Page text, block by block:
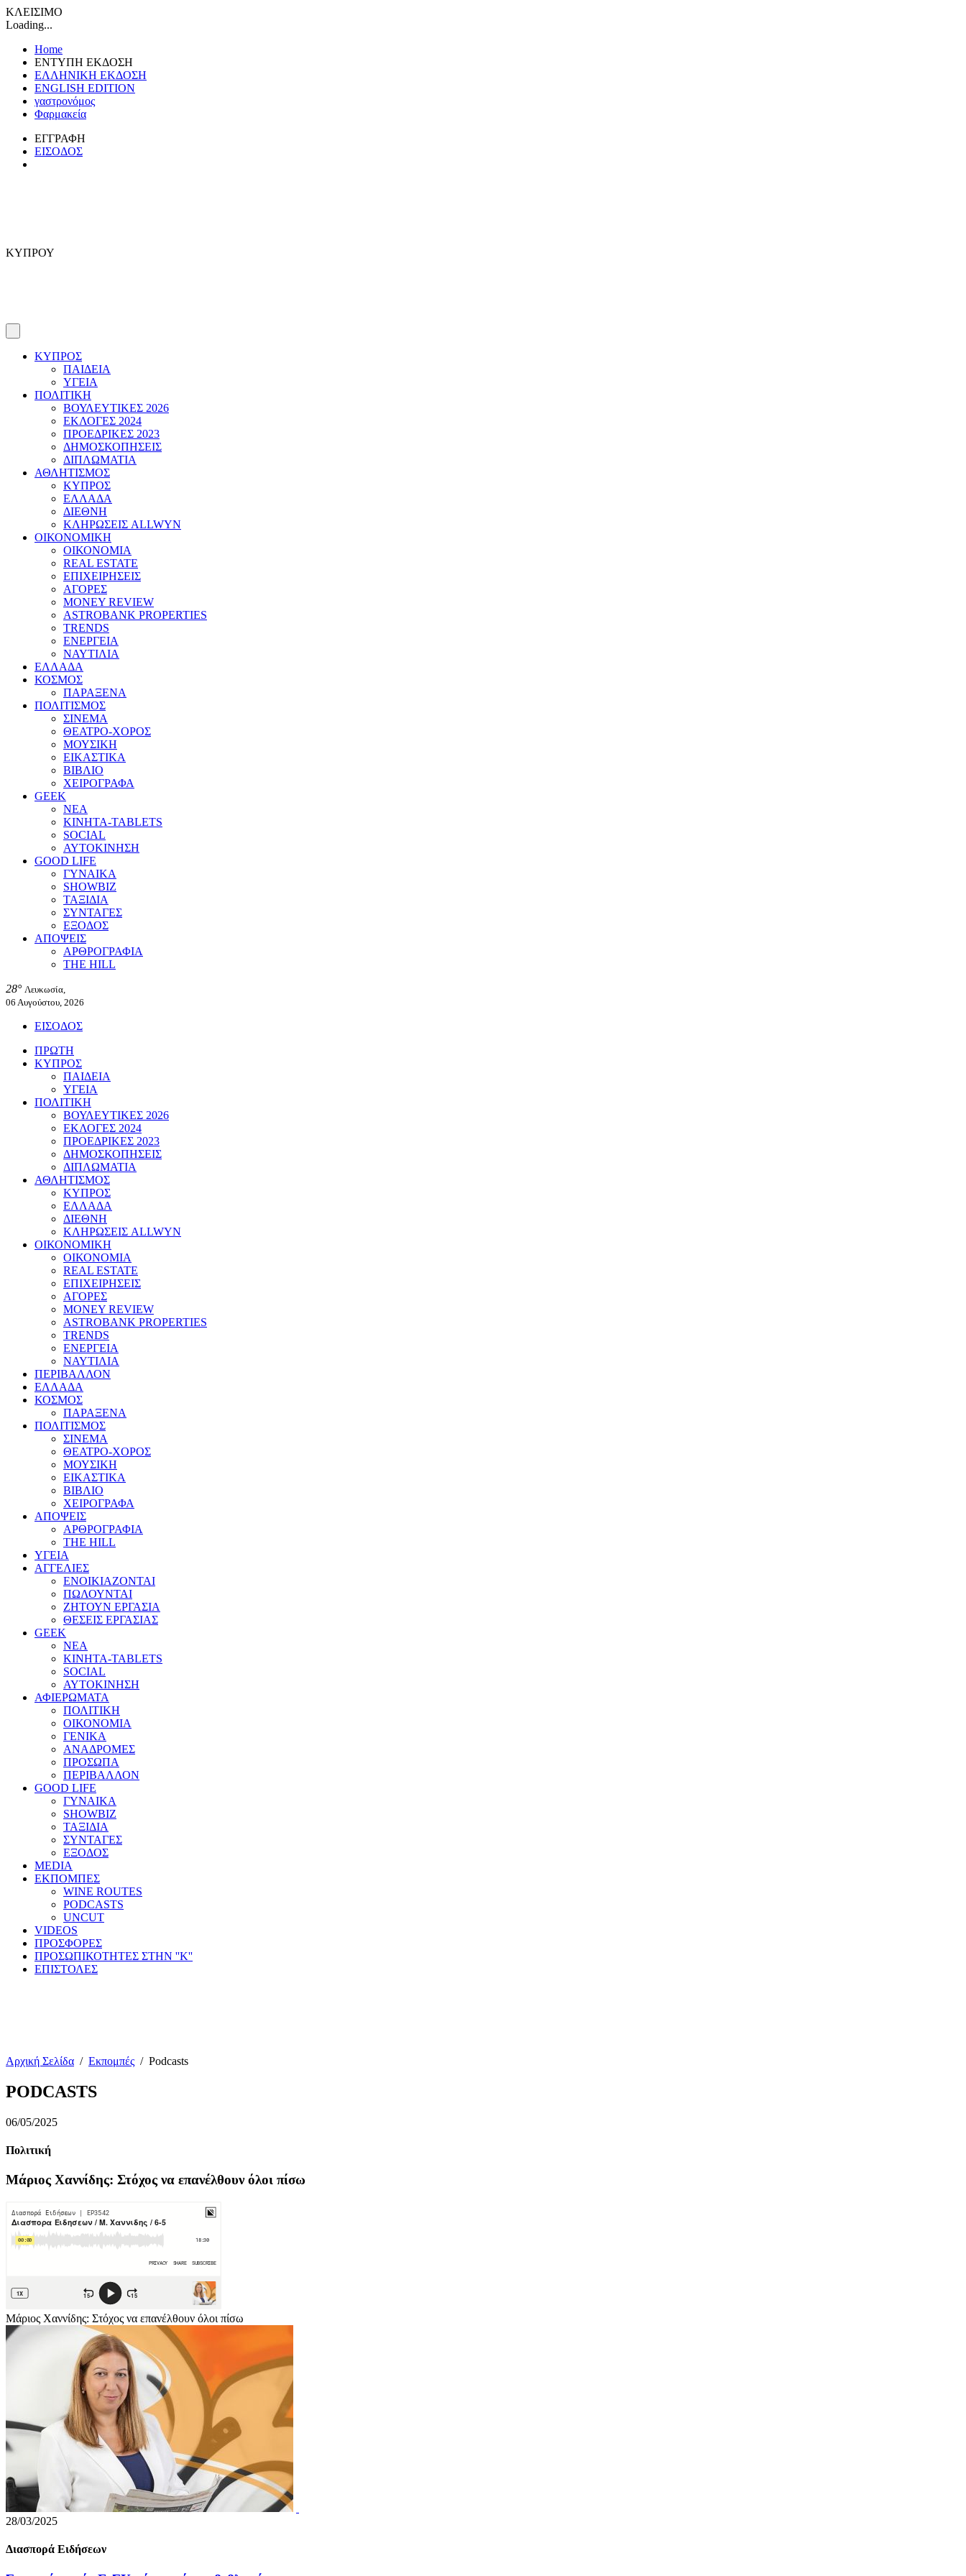
ΚΛΕΙΣΙΜΟ
Loading...
Home
ΕΝΤΥΠΗ ΕΚΔΟΣΗ
ΕΛΛΗΝΙΚΗ ΕΚΔΟΣΗ
ENGLISH EDITION
γαστρονόμος
Φαρμακεία
ΕΓΓΡΑΦΗ
ΕΙΣΟΔΟΣ
ΚΥΠΡΟΥ
ΚΥΠΡΟΣ
ΠΑΙΔΕΙΑ
ΥΓΕΙΑ
ΠΟΛΙΤΙΚΗ
ΒΟΥΛΕΥΤΙΚΕΣ 2026
ΕΚΛΟΓΕΣ 2024
ΠΡΟΕΔΡΙΚΕΣ 2023
ΔΗΜΟΣΚΟΠΗΣΕΙΣ
ΔΙΠΛΩΜΑΤΙΑ
ΑΘΛΗΤΙΣΜΟΣ
ΚΥΠΡΟΣ
ΕΛΛΑΔΑ
ΔΙΕΘΝΗ
ΚΛΗΡΩΣΕΙΣ ALLWYN
ΟΙΚΟΝΟΜΙΚΗ
ΟΙΚΟΝΟΜΙΑ
REAL ESTATE
ΕΠΙΧΕΙΡΗΣΕΙΣ
ΑΓΟΡΕΣ
MONEY REVIEW
ASTROBANK PROPERTIES
TRENDS
ΕΝΕΡΓΕΙΑ
ΝΑΥΤΙΛΙΑ
ΕΛΛΑΔΑ
ΚΟΣΜΟΣ
ΠΑΡΑΞΕΝΑ
ΠΟΛΙΤΙΣΜΟΣ
ΣΙΝΕΜΑ
ΘΕΑΤΡΟ-ΧΟΡΟΣ
ΜΟΥΣΙΚΗ
ΕΙΚΑΣΤΙΚΑ
ΒΙΒΛΙΟ
ΧΕΙΡΟΓΡΑΦΑ
GEEK
ΝΕΑ
ΚΙΝΗΤΑ-TABLETS
SOCIAL
ΑΥΤΟΚΙΝΗΣΗ
GOOD LIFE
ΓΥΝΑΙΚΑ
SHOWBIZ
ΤΑΞΙΔΙΑ
ΣΥΝΤΑΓΕΣ
ΕΞΟΔΟΣ
ΑΠΟΨΕΙΣ
ΑΡΘΡΟΓΡΑΦΙΑ
THE HILL
28° Λευκωσία,
06 Αυγούστου, 2026
ΕΙΣΟΔΟΣ
ΠΡΩΤΗ
ΚΥΠΡΟΣ
ΠΑΙΔΕΙΑ
ΥΓΕΙΑ
ΠΟΛΙΤΙΚΗ
ΒΟΥΛΕΥΤΙΚΕΣ 2026
ΕΚΛΟΓΕΣ 2024
ΠΡΟΕΔΡΙΚΕΣ 2023
ΔΗΜΟΣΚΟΠΗΣΕΙΣ
ΔΙΠΛΩΜΑΤΙΑ
ΑΘΛΗΤΙΣΜΟΣ
ΚΥΠΡΟΣ
ΕΛΛΑΔΑ
ΔΙΕΘΝΗ
ΚΛΗΡΩΣΕΙΣ ALLWYN
ΟΙΚΟΝΟΜΙΚΗ
ΟΙΚΟΝΟΜΙΑ
REAL ESTATE
ΕΠΙΧΕΙΡΗΣΕΙΣ
ΑΓΟΡΕΣ
MONEY REVIEW
ASTROBANK PROPERTIES
TRENDS
ΕΝΕΡΓΕΙΑ
ΝΑΥΤΙΛΙΑ
ΠΕΡΙΒΑΛΛΟΝ
ΕΛΛΑΔΑ
ΚΟΣΜΟΣ
ΠΑΡΑΞΕΝΑ
ΠΟΛΙΤΙΣΜΟΣ
ΣΙΝΕΜΑ
ΘΕΑΤΡΟ-ΧΟΡΟΣ
ΜΟΥΣΙΚΗ
ΕΙΚΑΣΤΙΚΑ
ΒΙΒΛΙΟ
ΧΕΙΡΟΓΡΑΦΑ
ΑΠΟΨΕΙΣ
ΑΡΘΡΟΓΡΑΦΙΑ
THE HILL
ΥΓΕΙΑ
ΑΓΓΕΛΙΕΣ
ΕΝΟΙΚΙΑΖΟΝΤΑΙ
ΠΩΛΟΥΝΤΑΙ
ΖΗΤΟΥΝ ΕΡΓΑΣΙΑ
ΘΕΣΕΙΣ ΕΡΓΑΣΙΑΣ
GEEK
ΝΕΑ
ΚΙΝΗΤΑ-TABLETS
SOCIAL
ΑΥΤΟΚΙΝΗΣΗ
ΑΦΙΕΡΩΜΑΤΑ
ΠΟΛΙΤΙΚΗ
ΟΙΚΟΝΟΜΙΑ
ΓΕΝΙΚΑ
ΑΝΑΔΡΟΜΕΣ
ΠΡΟΣΩΠΑ
ΠΕΡΙΒΑΛΛΟΝ
GOOD LIFE
ΓΥΝΑΙΚΑ
SHOWBIZ
ΤΑΞΙΔΙΑ
ΣΥΝΤΑΓΕΣ
ΕΞΟΔΟΣ
MEDIA
ΕΚΠΟΜΠΕΣ
WINE ROUTES
PODCASTS
UNCUT
VIDEOS
ΠΡΟΣΦΟΡΕΣ
ΠΡΟΣΩΠΙΚΟΤΗΤΕΣ ΣΤΗΝ ''Κ''
ΕΠΙΣΤΟΛΕΣ
Αρχική Σελίδα / Εκπομπές / Podcasts
PODCASTS
06/05/2025
Πολιτική
Μάριος Χαννίδης: Στόχος να επανέλθουν όλοι πίσω
Μάριος Χαννίδης: Στόχος να επανέλθουν όλοι πίσω
28/03/2025
Διασπορά Ειδήσεων